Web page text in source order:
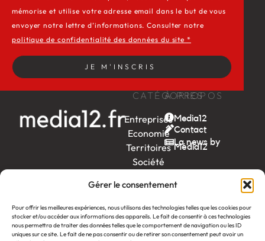
Gérer le consentement
Pour offrir les meilleures expériences, nous utilisons des technologies telles que les cookies pour
stocker et/ou accéder aux informations des appareils. Le fait de consentir à ces technologies
nous permettra de traiter des données telles que le comportement de navigation ou les ID
uniques sur ce site. Le fait de ne pas consentir ou de retirer son consentement peut avoir un
CATÉGORIES
Entreprises
Economie
Territoires
Société
end
Ambition
by EDF
itw
À PROPOS
Media12
Contact
La news by
Média12
mémorise et utilise votre adresse email dans le but de vous
envoyer notre lettre d’informations. Consulter notre
politique de confidentialité des données du site *
JE M'INSCRIS